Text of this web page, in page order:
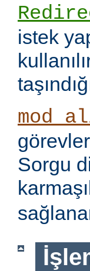
istek
Sorgu